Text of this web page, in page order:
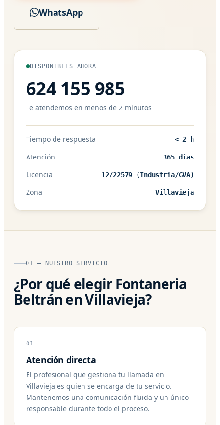
WhatsApp
DISPONIBLES AHORA
624 155 985
Te atendemos en menos de 2 minutos
Tiempo de respuesta < 2 h
Atención 365 días
Licencia 12/22579 (Industria/GVA)
Zona Villavieja
01 — NUESTRO SERVICIO
¿Por qué elegir Fontaneria
Beltrán en Villavieja?
01
Atención directa
El profesional que gestiona tu llamada en
Villavieja es quien se encarga de tu servicio.
Mantenemos una comunicación fluida y un único
responsable durante todo el proceso.